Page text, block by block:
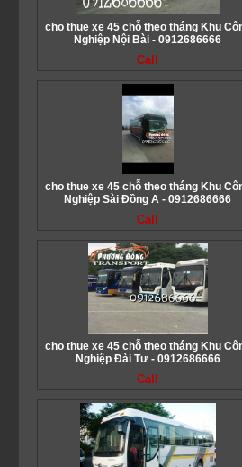
cho thue xe 45 chỗ theo tháng Khu
Nghiệp Nội Bài - 0912686666
Call
cho thue xe 45 chỗ theo tháng Khu
Nghiệp Sài Đồng A - 0912686666
Call
cho thue xe 45 chỗ theo tháng Khu
Nghiệp Đài Tư - 0912686666
Call